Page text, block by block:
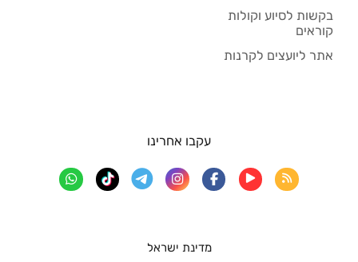
בקשות לסיוע וקולות
קוראים
אתר ליועצים לקרנות
מדינת ישראל
עקבו אחרינו